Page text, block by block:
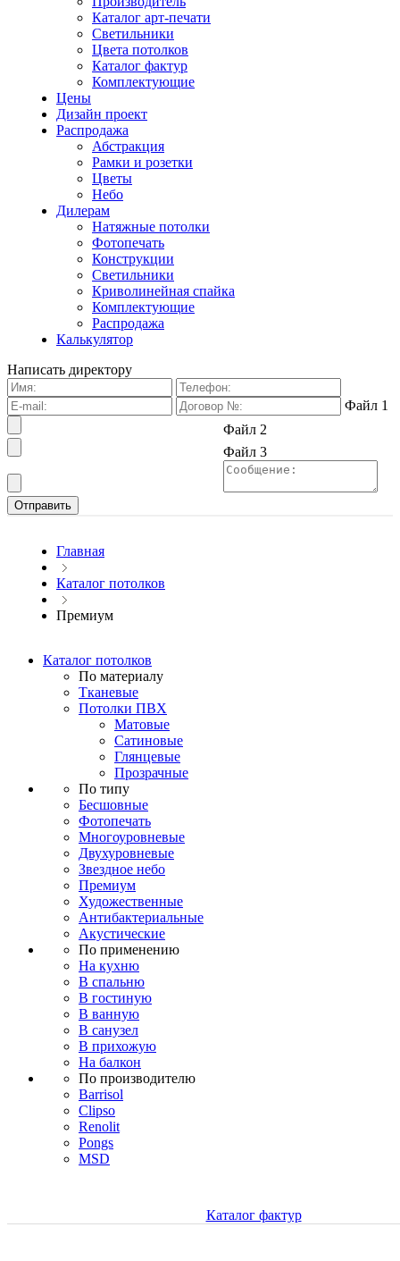
Каталог арт-печати
Светильники
Цвета потолков
Каталог фактур
Комплектующие
Цены
Дизайн проект
Распродажа
Абстракция
Рамки и розетки
Цветы
Небо
Дилерам
Натяжные потолки
Фотопечать
Конструкции
Светильники
Криволинейная спайка
Комплектующие
Распродажа
Калькулятор
Написать директору
Файл 1
Файл 2
Файл 3
Главная
Каталог потолков
Премиум
Каталог потолков
По материалу
Тканевые
Потолки ПВХ
Матовые
Сатиновые
Глянцевые
Прозрачные
По типу
Бесшовные
Фотопечать
Многоуровневые
Двухуровневые
Звездное небо
Премиум
Художественные
Антибактериальные
Акустические
По применению
На кухню
В спальню
В гостиную
В ванную
В санузел
В прихожую
На балкон
По производителю
Barrisol
Clipso
Renolit
Pongs
MSD
Каталог фактур